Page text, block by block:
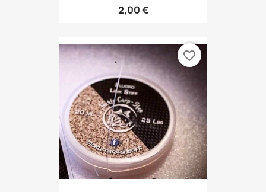
2,00 €
favorite_border